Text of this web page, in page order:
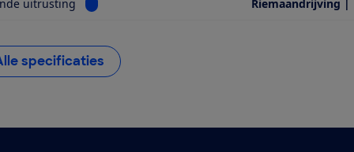
uitrusting Riemaandrijving |
specificaties